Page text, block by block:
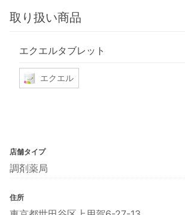
取り扱い商品
エクエルタブレット
エクエル
店舗タイプ
調剤薬局
住所